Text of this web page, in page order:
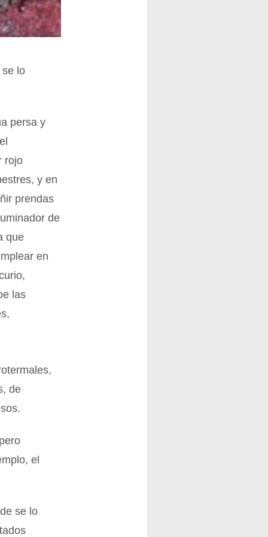
se lo
persa y
rojo
y en
prendas
de
que
en
las
de
el
se lo